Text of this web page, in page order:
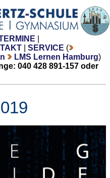
SERVICE (
LMS Lernen Hamburg)
040 428 891-157 oder